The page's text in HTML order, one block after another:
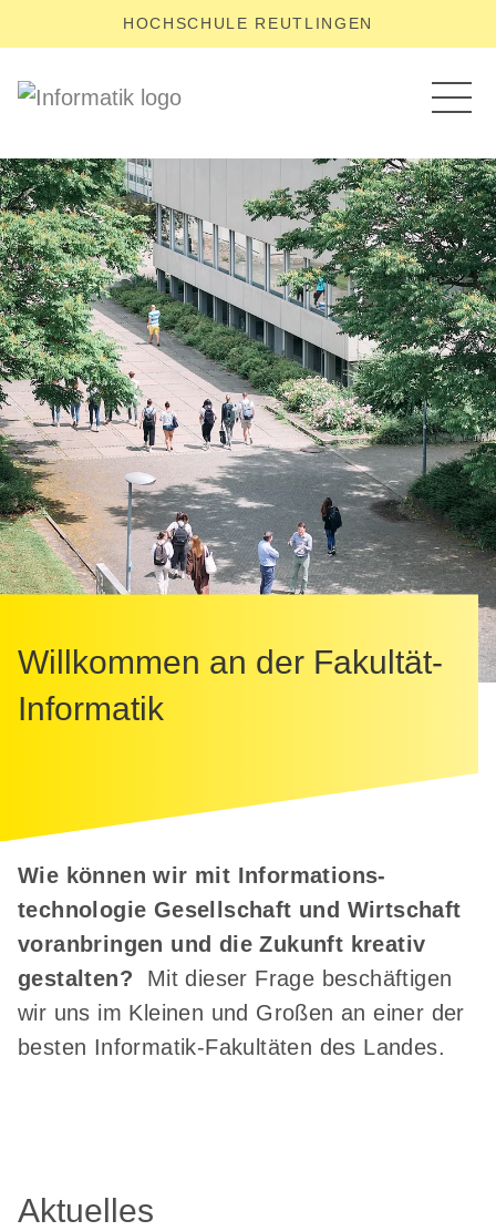
HOCHSCHULE REUTLINGEN
Willkommen an der Fakultät­
Informatik
Wie können wir mit Informations­
technologie Gesellschaft und Wirtschaft
voranbringen und die Zukunft kreativ
gestalten? Mit dieser Frage beschäftigen
wir uns im Kleinen und Großen an einer der
besten Informatik-Fakultäten des Landes.
Aktuelles